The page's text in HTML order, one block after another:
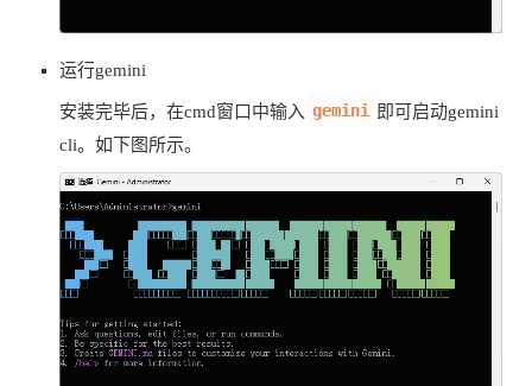
运行gemini
安装完毕后，在cmd窗口中输入 gemini
即可启动gemini
cli。如下图所示。